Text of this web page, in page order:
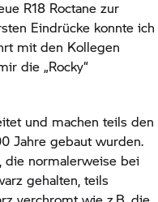
R18 Roctane zur
Eindrücke konnte ich
mit den Kollegen
die „Rocky“
und machen teils den
Jahre gebaut wurden.
die normalerweise bei
gehalten, teils